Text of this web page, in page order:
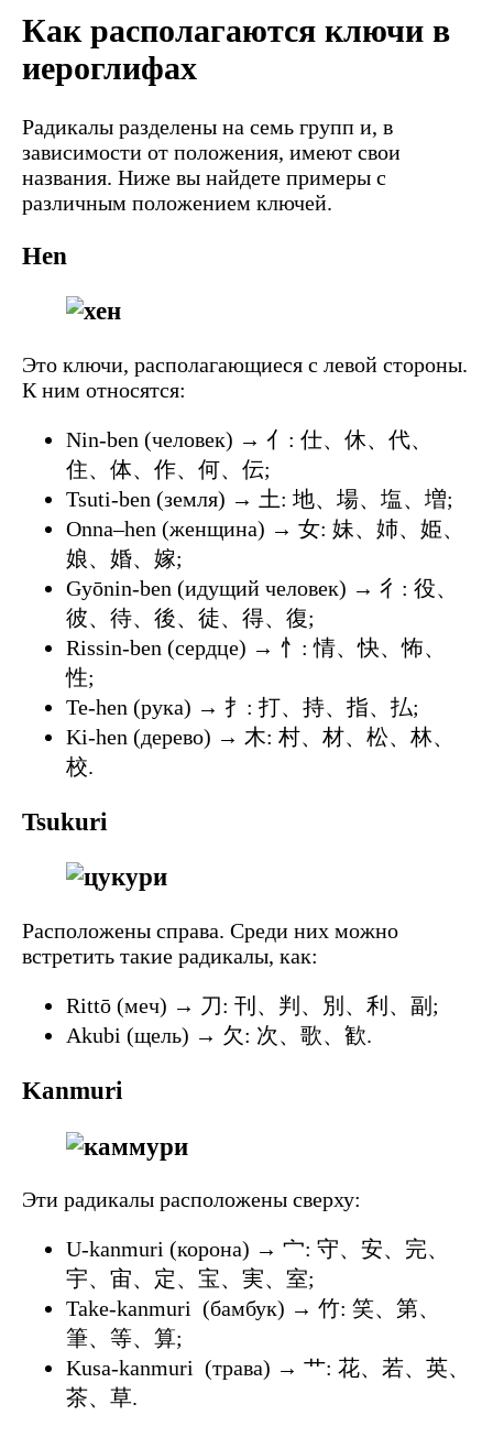
Как располагаются ключи в
иероглифах
Радикалы разделены на семь групп и, в
зависимости от положения, имеют свои
названия. Ниже вы найдете примеры с
различным положением ключей.
Hen
Это ключи, располагающиеся с левой стороны.
К ним относятся:
Nin-ben (человек) → 亻: 仕、休、代、
住、体、作、何、伝;
Tsuti-ben (земля) → 土: 地、場、塩、増;
Onna–hen (женщина) → 女: 妹、姉、姫、
娘、婚、嫁;
Gyōnin-ben (идущий человек) → 彳: 役、
彼、待、後、徒、得、復;
Rissin-ben (сердце) → 忄: 情、快、怖、
性;
Te-hen (рука) → 扌: 打、持、指、払;
Ki-hen (дерево) → 木: 村、材、松、林、
校.
Tsukuri
Расположены справа. Среди них можно
встретить такие радикалы, как:
Rittō (меч) → 刀: 刊、判、別、利、副;
Akubi (щель) → 欠: 次、歌、歓.
Kanmuri
Эти радикалы расположены сверху:
U-kanmuri (корона) → 宀: 守、安、完、
宇、宙、定、宝、実、室;
Take-kanmuri (бамбук) → 竹: 笑、第、
筆、等、算;
Kusa-kanmuri (трава) → 艹: 花、若、英、
茶、草.